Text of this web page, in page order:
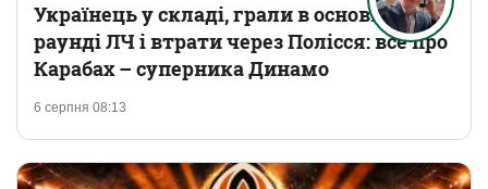
6 серпня 08:13
Українець у складі, грали в основному
раунді ЛЧ і втрати через Полісся: все про
Карабах – суперника Динамо